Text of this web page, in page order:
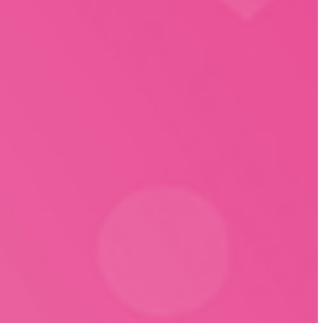
(M/W/D) ÖSTERREICH
Anbieter von
Produktionsanlagen in der
Ziel ist es, mechanische